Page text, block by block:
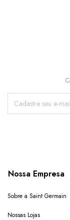
Nossa Empresa
Sobre a Saint Germain
Nossas Lojas